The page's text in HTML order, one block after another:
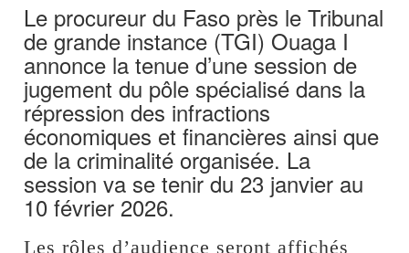
Le procureur du Faso près le Tribunal
de grande instance (TGI) Ouaga I
annonce la tenue d’une session de
jugement du pôle spécialisé dans la
répression des infractions
économiques et financières ainsi que
de la criminalité organisée. La
session va se tenir du 23 janvier au
10 février 2026.
Les rôles d’audience seront affichés